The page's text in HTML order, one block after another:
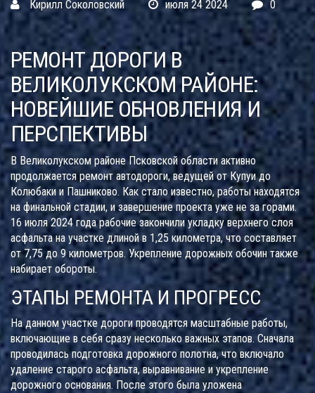
Кирилл Соколовский июля 24 2024 0
РЕМОНТ ДОРОГИ В
ВЕЛИКОЛУКСКОМ РАЙОНЕ:
НОВЕЙШИЕ ОБНОВЛЕНИЯ И
ПЕРСПЕКТИВЫ
В Великолукском районе Псковской области активно
продолжается ремонт автодороги, ведущей от Купуи до
Колюбаки и Пашниково. Как стало известно, работы находятся
на финальной стадии, и завершение проекта уже не за горами.
16 июля 2024 года рабочие закончили укладку верхнего слоя
асфальта на участке длиной в 1,25 километра, что составляет
от 7,75 до 9 километров. Укрепление дорожных обочин также
набирает обороты.
ЭТАПЫ РЕМОНТА И ПРОГРЕСС
На данном участке дороги проводятся масштабные работы,
включающие в себя сразу несколько важных этапов. Сначала
проводилась подготовка дорожного полотна, что включало
удаление старого асфальта, выравнивание и укрепление
дорожного основания. После этого была уложена